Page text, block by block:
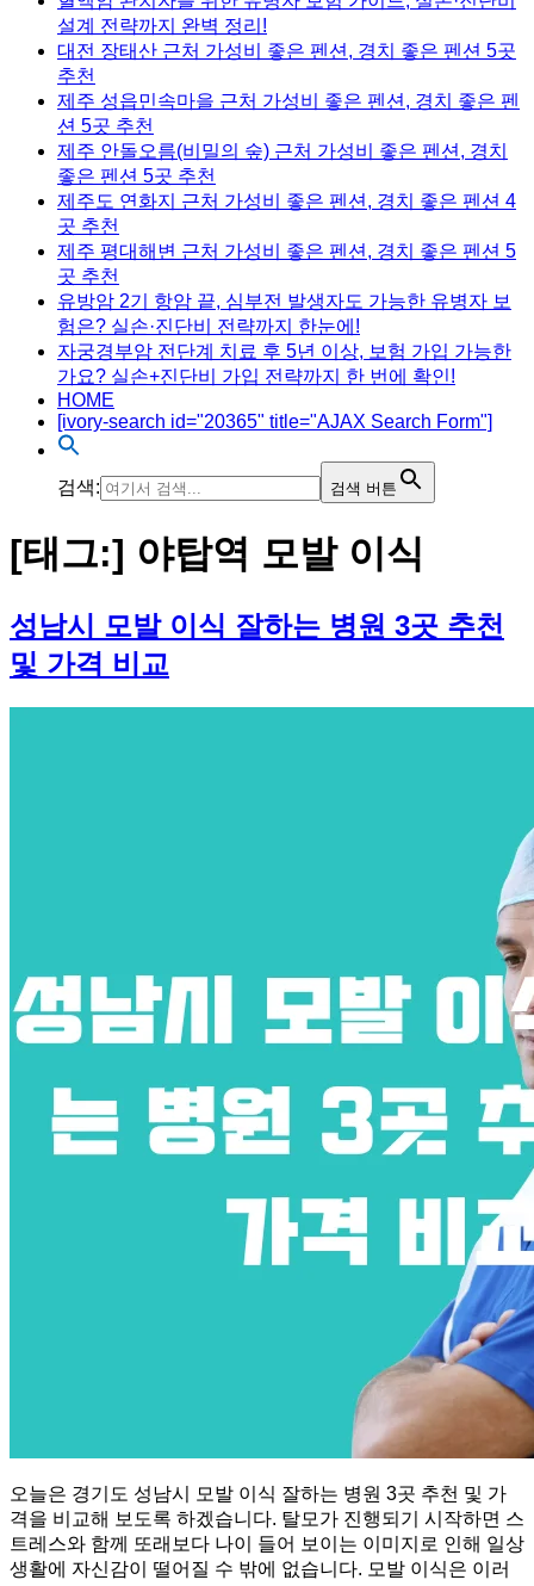
설계 전략까지 완벽 정리!
대전 장태산 근처 가성비 좋은 펜션, 경치 좋은 펜션 5곳
추천
제주 성읍민속마을 근처 가성비 좋은 펜션, 경치 좋은 펜
션 5곳 추천
제주 안돌오름(비밀의 숲) 근처 가성비 좋은 펜션, 경치
좋은 펜션 5곳 추천
제주도 연화지 근처 가성비 좋은 펜션, 경치 좋은 펜션 4
곳 추천
제주 평대해변 근처 가성비 좋은 펜션, 경치 좋은 펜션 5
곳 추천
유방암 2기 항암 끝, 심부전 발생자도 가능한 유병자 보
험은? 실손·진단비 전략까지 한눈에!
자궁경부암 전단계 치료 후 5년 이상, 보험 가입 가능한
가요? 실손+진단비 가입 전략까지 한 번에 확인!
HOME
[ivory-search id="20365" title="AJAX Search Form"]
검색: 검색 버튼
[태그:] 야탑역 모발 이식
성남시 모발 이식 잘하는 병원 3곳 추천
및 가격 비교
오늘은 경기도 성남시 모발 이식 잘하는 병원 3곳 추천 및 가
격을 비교해 보도록 하겠습니다. 탈모가 진행되기 시작하면 스
트레스와 함께 또래보다 나이 들어 보이는 이미지로 인해 일상
생활에 자신감이 떨어질 수 밖에 없습니다. 모발 이식은 이러